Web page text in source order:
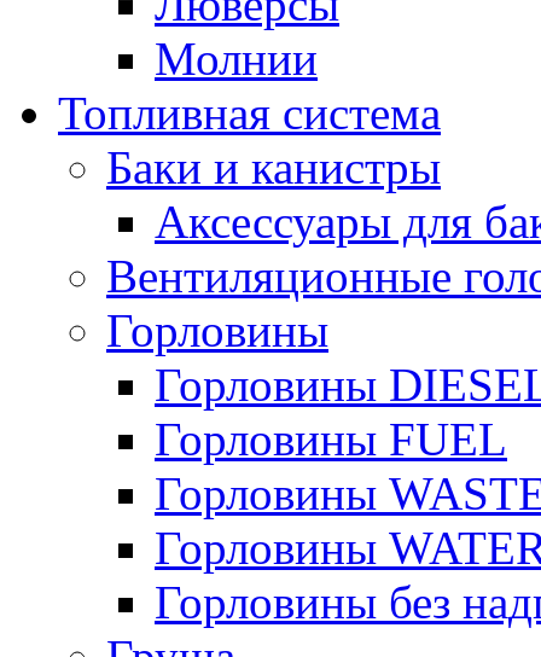
Молнии
Топливная система
Баки и канистры
Аксессуары для
Вентиляционные
Горловины
Горловины
Горловины FUEL
Горловины
Горловины
Горловины без